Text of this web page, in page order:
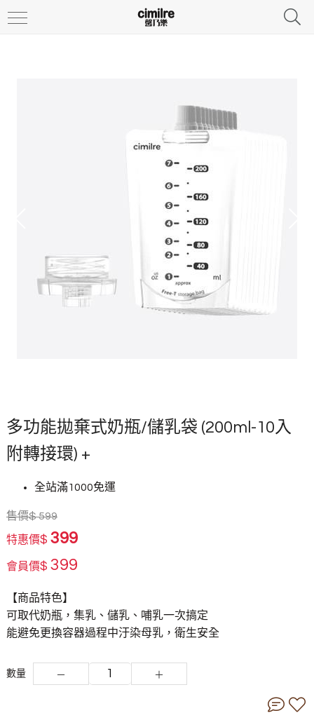
多功能拋棄式奶瓶/儲乳袋 (200ml-10入
附轉接環) +
全站滿1000免運
售價$599
特惠價$ 399
會員價$ 399
【商品特色】
可取代奶瓶，集乳、儲乳、哺乳一次搞定
能避免更換容器過程中汙染母乳，衛生安全
數量